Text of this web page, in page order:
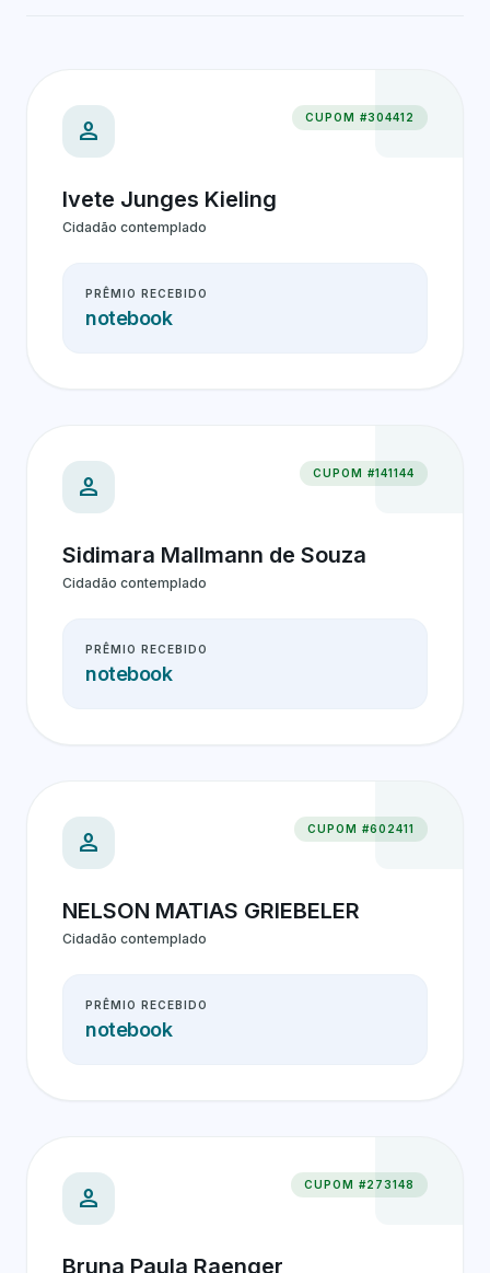
person CUPOM #304412
Ivete Junges Kieling
Cidadão contemplado
PRÊMIO RECEBIDO
notebook
person CUPOM #141144
Sidimara Mallmann de Souza
Cidadão contemplado
PRÊMIO RECEBIDO
notebook
person CUPOM #602411
NELSON MATIAS GRIEBELER
Cidadão contemplado
PRÊMIO RECEBIDO
notebook
person CUPOM #273148
Bruna Paula Raenger